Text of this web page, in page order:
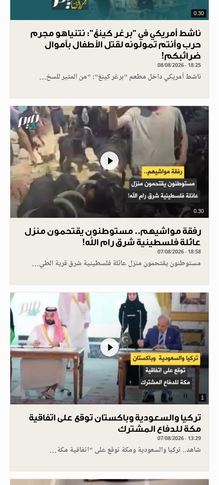
0.30
ناشط أمريكي في "برغر كينغ": نتنياهو مجرم
حرب وأنتم تمولونه لقتل الأطفال بأموال
ضرائبكم!
08/08/2026 - 18:25
ناشط أمريكي داخل مطعم "برغر كينغ": "من المثير للسخ…
0.30
رفقة مواشيهم.. مستوطنون يقتحمون منزل
عائلة فلسطينية شرق رام الله!
07/08/2026 - 18:58
مستوطنون يقتحمون منزل عائلة فلسطينية شرق قرية الطي…
1
تركيا والسعودية وباكستان توقع على اتفاقية
مكة للدفاع المشترك
07/08/2026 - 13:29
شاهد.. تركيا والسعودية ومكة توقع على "اتفاقية مكة…